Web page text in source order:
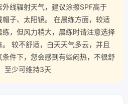
线辐射天气，建议涂擦SPF高于
子、太阳镜。 在晨练方面，较适
，但风力稍大，晨练时请注意选择
较不舒适，白天天气多云，并且
件下，您会感到有些闷热，不很舒
至少可维持3天